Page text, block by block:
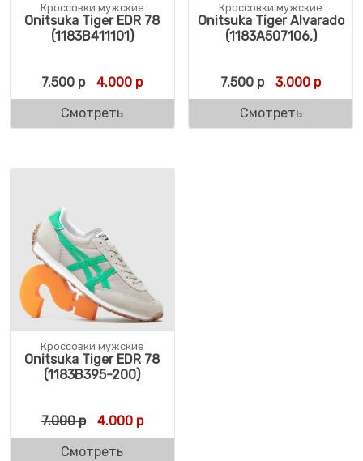
Кроссовки мужские
Onitsuka Tiger EDR 78
(1183B411101)
7.500р Первоначальная цена составляла 7.500 р.
4.000 рТекущая цена: 4.000 р.
Смотреть
Кроссовки мужские
Onitsuka Tiger Alvarado
(1183A507106,)
7.500р 3.000 р
Смотреть
Кроссовки мужские
Onitsuka Tiger EDR 78
(1183B395-200)
7.000р Первоначальная цена составляла 7.000 р.
4.000рТекущая цена: 4.000 р.
Смотреть